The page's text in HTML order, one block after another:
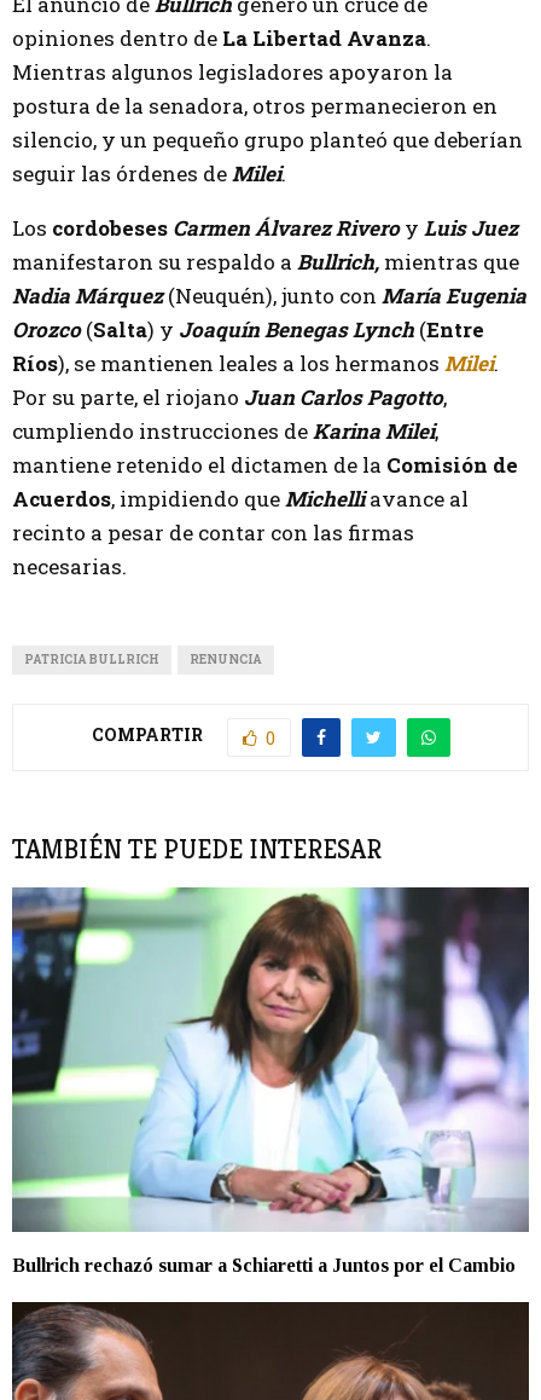
opiniones dentro de La Libertad Avanza.
Mientras algunos legisladores apoyaron la
postura de la senadora, otros permanecieron en
silencio, y un pequeño grupo planteó que deberían
seguir las órdenes deMilei.
Los cordobeses Carmen Álvarez Riveroy Luis Juez
manifestaron su respaldo a Bullrich, mientras que
Nadia Márquez(Neuquén), junto con María Eugenia
Orozco(Salta) y Joaquín Benegas Lynch (Entre
Ríos), se mantienen leales a los hermanos Milei.
Por su parte, el riojano Juan Carlos Pagotto,
cumpliendo instrucciones deKarina Milei,
mantiene retenido el dictamen de la Comisión de
Acuerdos, impidiendo queMichelliavance al
recinto a pesar de contar con las firmas
necesarias.
PATRICIA BULLRICH RENUNCIA
COMPARTIR 0
TAMBIÉN TE PUEDE INTERESAR
Bullrich rechazó sumar a Schiaretti a Juntos por el Cambio